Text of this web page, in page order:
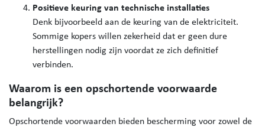
Positieve keuring van technische installaties
Denk bijvoorbeeld aan de keuring van de elektriciteit.
Sommige kopers willen zekerheid dat er geen dure
herstellingen nodig zijn voordat ze zich definitief
verbinden.
Waarom is een opschortende voorwaarde
belangrijk?
Opschortende voorwaarden bieden bescherming voor zowel de